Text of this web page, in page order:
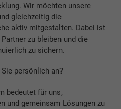
Wir möchten unsere
gleichzeitig die
aktiv mitgestalten. Dabei ist
zu bleiben und die
zu sichern.
persönlich an?
bedeutet für uns,
und gemeinsam Lösungen zu